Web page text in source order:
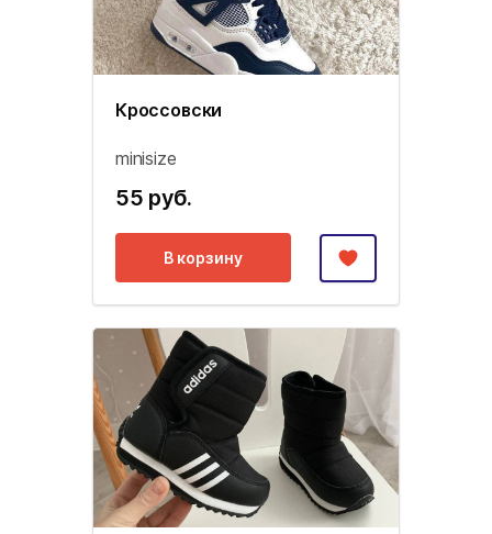
Кроссовски
minisize
55 руб.
В корзину